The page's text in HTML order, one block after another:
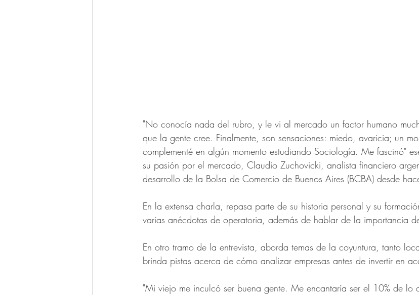
"No conocía nada del rubro, y le vi al mercado un factor humano
que la gente cree. Finalmente, son sensaciones: miedo, avaricia; un
complementé en algún momento estudiando Sociología. Me fascinó"
su pasión por el mercado, Claudio Zuchovicki, analista financiero
desarrollo de la Bolsa de Comercio de Buenos Aires (BCBA) desde
En la extensa charla, repasa parte de su historia personal y su
varias anécdotas de operatoria, además de hablar de la importancia
En otro tramo de la entrevista, aborda temas de la coyuntura, tanto
brinda pistas acerca de cómo analizar empresas antes de invertir en
"Mi viejo me inculcó ser buena gente. Me encantaría ser el 10% de lo